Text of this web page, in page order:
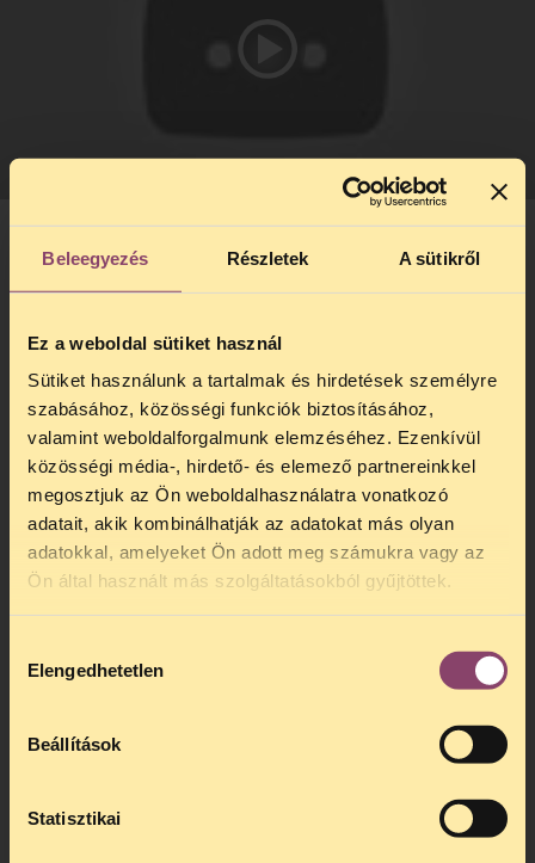
Beleegyezés Részletek A sütikről
Ez a weboldal sütiket használ
Sütiket használunk a tartalmak és hirdetések személyre
szabásához, közösségi funkciók biztosításához,
valamint weboldalforgalmunk elemzéséhez. Ezenkívül
közösségi média-, hirdető- és elemező partnereinkkel
megosztjuk az Ön weboldalhasználatra vonatkozó
adatait, akik kombinálhatják az adatokat más olyan
adatokkal, amelyeket Ön adott meg számukra vagy az
Ön által használt más szolgáltatásokból gyűjtöttek.
kiválasztása
Elengedhetetlen
Beállítások
Statisztikai